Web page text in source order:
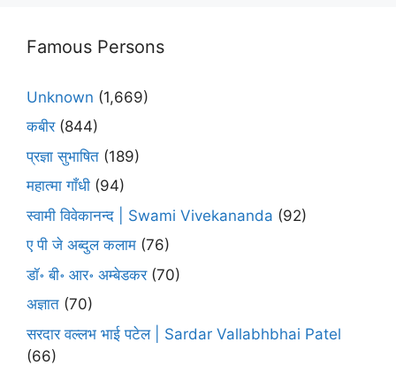
Famous Persons
Unknown (1,669)
कबीर(844)
प्रज्ञा सुभाषित (189)
महात्मा गाँधी (94)
स्वामी विवेकानन्द | Swami Vivekananda (92)
ए पी जे अब्दुल कलाम (76)
डॉ॰ बी॰ आर॰ अम्बेडकर(70)
अज्ञात (70)
सरदार वल्लभ भाई पटेल | Sardar Vallabhbhai Patel
(66)